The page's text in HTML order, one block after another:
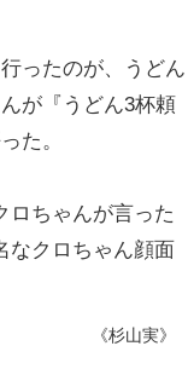
ったのが、うどん
が『うどん3杯頼
た。
ちゃんが言った
なクロちゃん顔面
《杉山実》